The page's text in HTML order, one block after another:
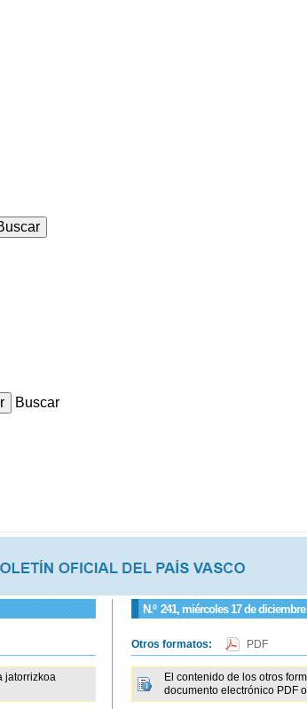
Buscar
N.º 241, miércoles 17 de diciembre
jatorrizkoa
Otros formatos: PDF
El contenido de los otros
documento electrónico PDF